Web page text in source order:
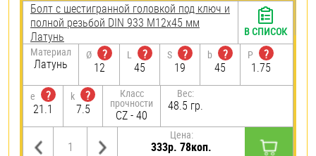
Болт с шестигранной головкой под ключ и
полной резьбой DIN 933 М12х45 мм
Латунь
Материал
Латунь
Ø
?
12
L
?
45
S
?
19
b
?
45
P
?
1.75
e
?
21.1
k
?
7.5
Класс
прочности
CZ - 40
Вес:
48.5 гр.
Цена:
333р. 78коп.
В СПИСОК